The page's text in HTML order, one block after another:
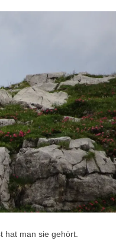
hat man sie gehört.